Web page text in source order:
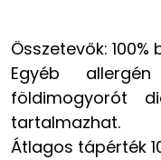
Összetevők:
Egyéb
földimogyorót
tartalmazhat.
Átlagos tápérték